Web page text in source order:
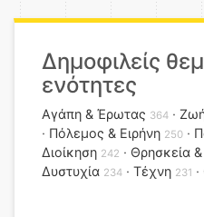
Δημοφιλείς
ενότητες
Αγάπη & Έρωτας 364
Πόλεμος & Ειρήνη 250
Διοίκηση 242 Θρησκεία
Δυστυχία 234 Τέχνη 231